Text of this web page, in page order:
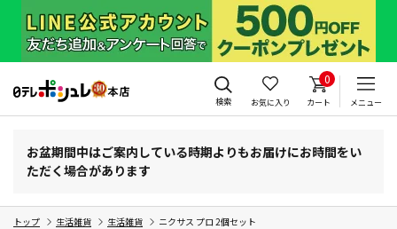
検索 お気に入り
0
カート メニュー
お盆期間中はご案内している時期よりもお届けにお時間をい
ただく場合があります
トップ 生活雑貨 生活雑貨 ニクサス プロ 2個セット